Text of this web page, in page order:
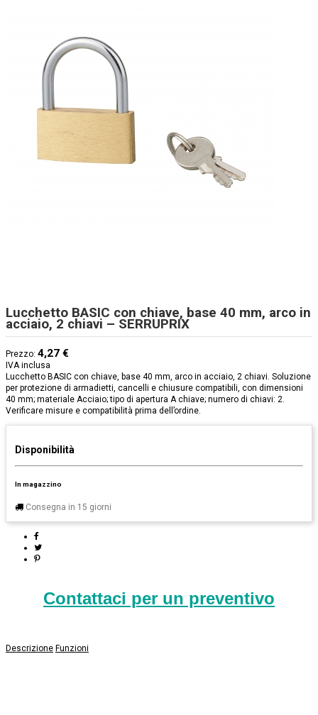
Lucchetto BASIC con chiave, base 40 mm, arco in
acciaio, 2 chiavi – SERRUPRIX
Prezzo: 4,27 €
IVA inclusa
Lucchetto BASIC con chiave, base 40 mm, arco in acciaio, 2 chiavi. Soluzione
per protezione di armadietti, cancelli e chiusure compatibili, con dimensioni
40 mm; materiale Acciaio; tipo di apertura A chiave; numero di chiavi: 2.
Verificare misure e compatibilità prima dell’ordine.
Disponibilità
In magazzino
Consegna in 15 giorni
Contattaci per un preventivo
Descrizione Funzioni